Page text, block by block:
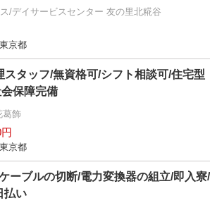
/デイサービスセンター 友の里北糀谷
京都
スタッフ/無資格可/シフト相談可/住宅型
保障完備
葛飾
京都
ーブルの切断/電力変換器の組立/即入寮/
払い